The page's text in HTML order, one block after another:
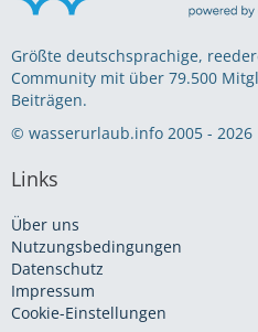
Größte deutschsprachige,
Community mit über 79.500
Beiträgen.
© wasserurlaub.info 2005 - 2026
Links
Über uns
Nutzungsbedingungen
Datenschutz
Impressum
Cookie-Einstellungen